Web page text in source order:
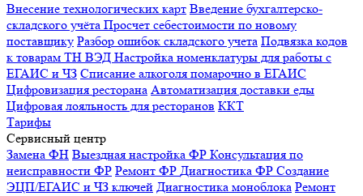
Внесение технологических карт Введение бухгалтерско-
складского учёта Просчет себестоимости по новому
поставщику Разбор ошибок складского учета Подвязка кодов
к товарам ТН ВЭД Настройка номенклатуры для работы с
ЕГАИС и ЧЗ Списание алкоголя помарочно в ЕГАИС
Цифровизация ресторана Автоматизация доставки еды
Цифровая лояльность для ресторанов ККТ
Тарифы
Сервисный центр
Замена ФН Выездная настройка ФР Консультация по
неисправности ФР Ремонт ФР Диагностика ФР Создание
ЭЦП/ЕГАИС и ЧЗ ключей Диагностика моноблока Ремонт